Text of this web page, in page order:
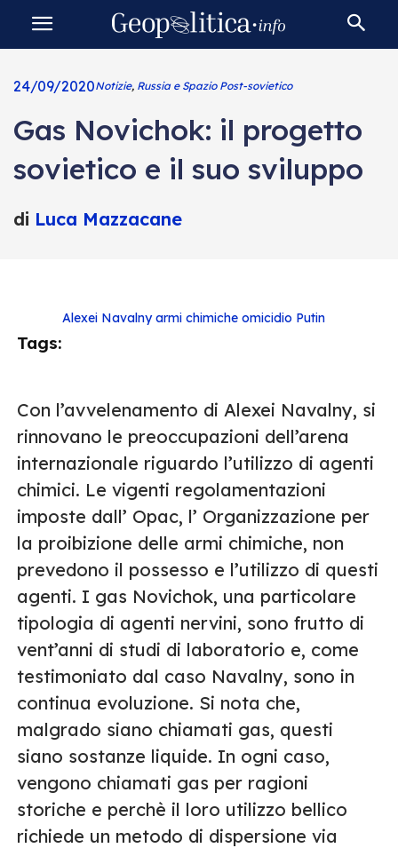
24/09/2020Notizie, Russia e Spazio Post-sovietico
Gas Novichok: il progetto
sovietico e il suo sviluppo
di Luca Mazzacane
Tags:
Alexei Navalny armi chimiche omicidio Putin
Con l’avvelenamento di Alexei Navalny, si
rinnovano le preoccupazioni dell’arena
internazionale riguardo l’utilizzo di agenti
chimici. Le vigenti regolamentazioni
imposte dall’ Opac, l’ Organizzazione per
la proibizione delle armi chimiche, non
prevedono il possesso e l’utilizzo di questi
agenti. I gas Novichok, una particolare
tipologia di agenti nervini, sono frutto di
vent’anni di studi di laboratorio e, come
testimoniato dal caso Navalny, sono in
continua evoluzione. Si nota che,
malgrado siano chiamati gas, questi
siano sostanze liquide. In ogni caso,
vengono chiamati gas per ragioni
storiche e perchè il loro utilizzo bellico
richiede un metodo di dispersione via